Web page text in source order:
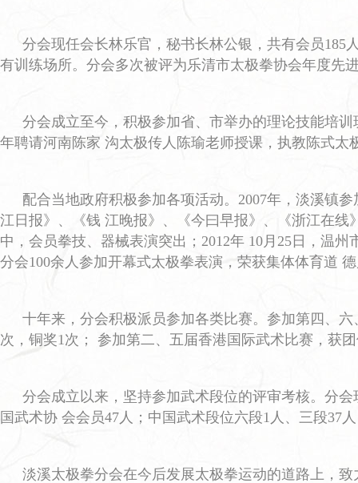
分会现任会长林乐官，秘书长林公银，共有会员
有训练场所。分会多次被评为乐清市太极拳协会年度先
分会成立至今，积极参加省、市举办的理论技能培
年聘请河南陈家 沟太极传人陈瑜老师授课，执教陈式太
配合当地政府积极参加各项活动。2007年，淡溪镇
江日报》、《钱 江晚报》、《今曰早报》、《浙江在
中，会员拳技、器械表演突出；2012年 10月25日，温
分会100余人参加开幕式太极拳表演，荣获集体体育道
十年来，分会积极派员参加各类比赛。参加第四、
次，铜奖1次； 参加第二、五届香港国际武术比赛，获
分会成立以来，坚持参加武术段位的评审考核。分
国武术协 会会员47人；中国武术段位六段1人、三段37
淡溪太极拳分会在今后发展太极拳运动的道路上，